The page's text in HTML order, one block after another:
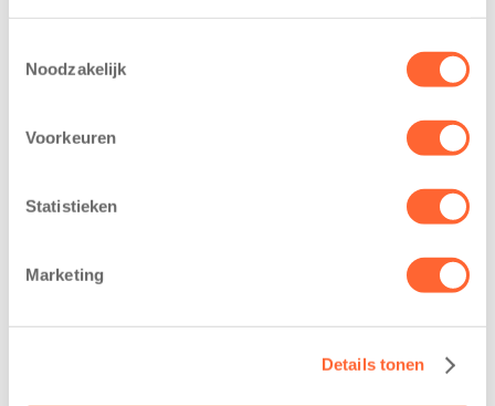
Noodzakelijk
Voorkeuren
Statistieken
Marketing
Details tonen
Kids First
heeft een
realisatie van een
kindcentrum in
Leeuwarden Zuid.
Na…
deelnemers van